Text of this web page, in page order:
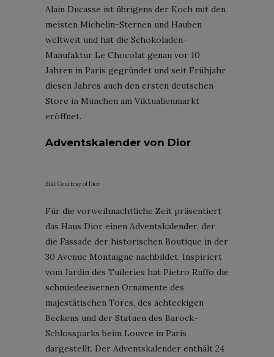
Alain Ducasse ist übrigens der Koch mit den
meisten Michelin-Sternen und Hauben
weltweit und hat die Schokoladen-
Manufaktur Le Chocolat genau vor 10
Jahren in Paris gegründet und seit Frühjahr
diesen Jahres auch den ersten deutschen
Store in München am Viktualienmarkt
eröffnet.
Adventskalender von Dior
Bild: Courtesy of Dior
Für die vorweihnachtliche Zeit präsentiert
das Haus Dior einen Adventskalender, der
die Fassade der historischen Boutique in der
30 Avenue Montaigne nachbildet. Inspiriert
vom Jardin des Tuileries hat Pietro Ruffo die
schmiedeeisernen Ornamente des
majestätischen Tores, des achteckigen
Beckens und der Statuen des Barock-
Schlossparks beim Louvre in Paris
dargestellt. Der Adventskalender enthält 24